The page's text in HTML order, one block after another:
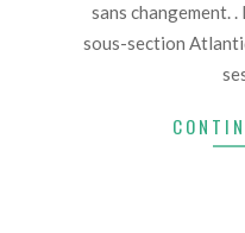
sans changement.
sous-section